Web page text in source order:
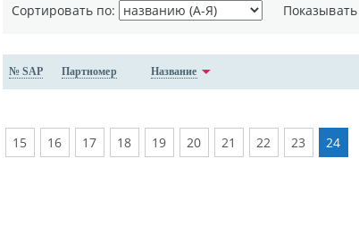
Сортировать по:
№ SAP Партномер Название
15 16 17 18 19 20 21 22 23 24